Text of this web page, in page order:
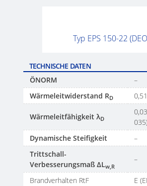
Typ EPS 150-22
TECHNISCHE DATEN
ÖNORM
–
Wärmeleitwiderstand RD
Wärmeleitfähigkeit λD
Dynamische Steifigkeit
–
Trittschall-
Verbesserungsmaß ΔLw,R
–
Brandverhalten RtF E